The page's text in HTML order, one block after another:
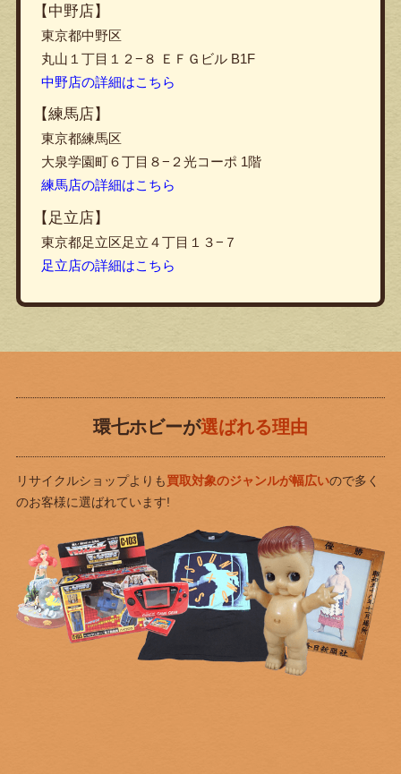
【中野店】
東京都中野区
丸山１丁目１２−８ ＥＦＧビル B1F
中野店の詳細はこちら
【練馬店】
東京都練馬区
大泉学園町６丁目８−２光コーポ 1階
練馬店の詳細はこちら
【足立店】
東京都足立区足立４丁目１３−７
足立店の詳細はこちら
環七ホビーが選ばれる理由
リサイクルショップよりも買取対象のジャンルが幅広いので多く
のお客様に選ばれています!